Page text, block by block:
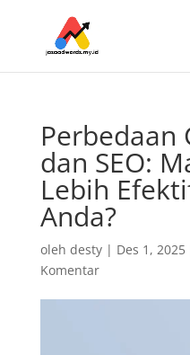
Perbedaan
dan SEO:
Lebih
Anda?
oleh desty| Des 1, 2025
Komentar